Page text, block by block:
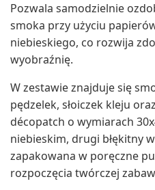
Pozwala samodzielnie
smoka przy użyciu
niebieskiego, co rozwija
wyobraźnię.
W zestawie znajduje się
pędzelek, słoiczek kleju
décopatch o wymiarach
niebieskim, drugi błękitny w
zapakowana w poręczne
rozpoczęcia twórczej